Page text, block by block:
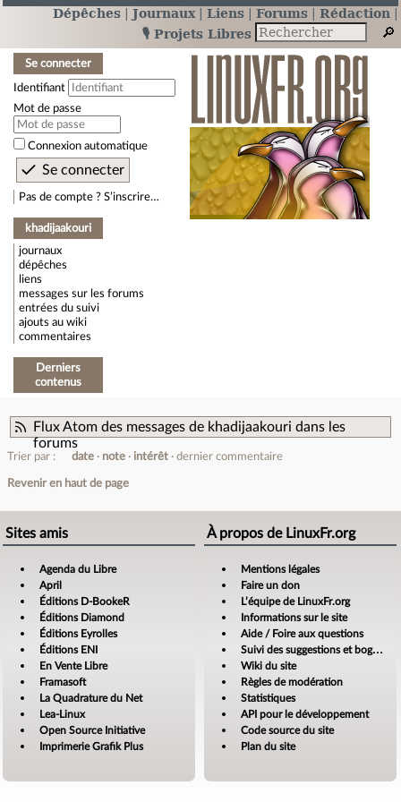
Dépêches Journaux Liens Forums
Rédaction
🎙️ Projets Libres
Se connecter
Identifiant
Mot de passe
Connexion automatique
Pas de compte ? S’inscrire…
khadijaakouri
journaux
dépêches
liens
messages sur les forums
entrées du suivi
ajouts au wiki
commentaires
Derniers
contenus
Flux Atom des messages de khadijaakouri dans les
forums
Trier par : date note intérêt dernier commentaire
Revenir en haut de page
Sites amis
Agenda du Libre
April
Éditions D-BookeR
Éditions Diamond
Éditions Eyrolles
Éditions ENI
En Vente Libre
Framasoft
La Quadrature du Net
Lea-Linux
Open Source Initiative
Imprimerie Grafik Plus
À propos de LinuxFr.org
Mentions légales
Faire un don
L’équipe de LinuxFr.org
Informations sur le site
Aide / Foire aux questions
Suivi des suggestions et bogues
Wiki du site
Règles de modération
Statistiques
API pour le développement
Code source du site
Plan du site